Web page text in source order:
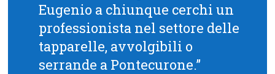
Eugenio a chiunque cerchi un
professionista nel settore delle
tapparelle, avvolgibili o
serrande a Pontecurone.”